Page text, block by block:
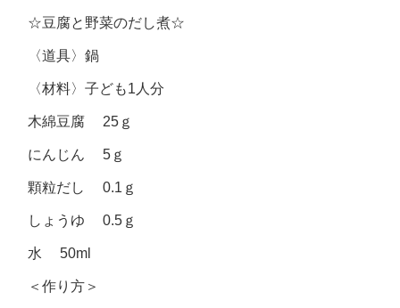
☆豆腐と野菜のだし煮☆
〈道具〉鍋
〈材料〉子ども1人分
木綿豆腐 25ｇ
にんじん 5ｇ
顆粒だし 0.1ｇ
しょうゆ 0.5ｇ
水 50ml
＜作り方＞